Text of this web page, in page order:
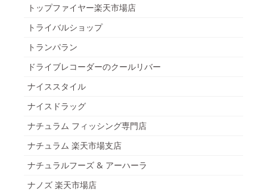
トップファイヤー楽天市場店
トライバルショップ
トランパラン
ドライブレコーダーのクールリバー
ナイススタイル
ナイスドラッグ
ナチュラム フィッシング専門店
ナチュラム 楽天市場支店
ナチュラルフーズ & アーハーラ
ナノズ 楽天市場店